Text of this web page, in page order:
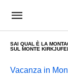
SAI QUAL È LA
SUL MONTE
Vacanza in